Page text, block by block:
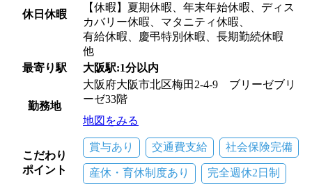
休日休暇
【休暇】夏期休暇、年末年始休暇、ディス
カバリー休暇、マタニティ休暇、
有給休暇、慶弔特別休暇、長期勤続休暇
他
最寄り駅
大阪駅:1分以内
勤務地
大阪府大阪市北区梅田2-4-9 ブリーゼブリ
ーゼ33階
地図をみる
こだわり
ポイント
賞与あり 交通費支給 社会保険完備
産休・育休制度あり 完全週休2日制